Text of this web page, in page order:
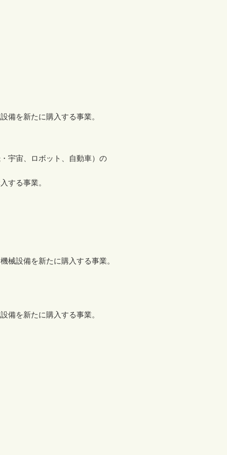
備を新たに購入する事業。
宇宙、ロボット、自動車）の
する事業。
械設備を新たに購入する事業。
備を新たに購入する事業。